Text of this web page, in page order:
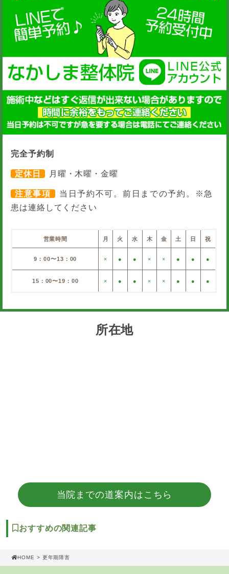
完全予約制
定休日 月曜・木曜・金曜
注意事項
当日予約不可。前日までの予約。※急
患は連絡してください
営業時間 月 火 水 木 金 土 日 祝
9：00〜13：00 × ● ● × × ● ● ●
15：00〜19：00 × ● ● × × ● ● ●
所在地
当院までの道案内はこちら
おすすめの関連記事
HOME > 更年期障害